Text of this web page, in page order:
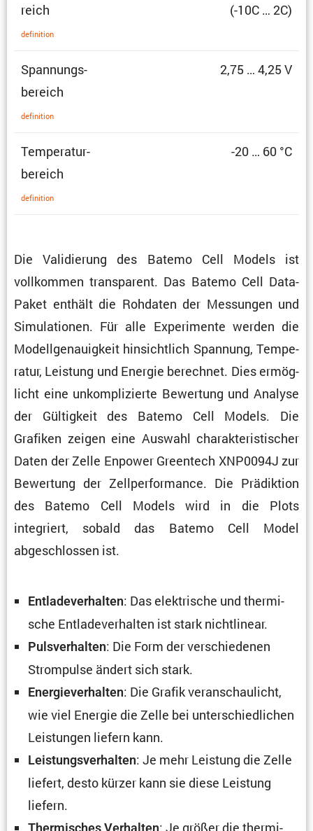
reich
defini­tion
(-10C … 2C)
Spannungs­
be­reich
defini­tion
2,75 … 4,25 V
Tempe­ra­tur­
be­reich
defini­tion
-20 … 60 °C
Die Validie­rung des Batemo Cell Models ist
vollkommen trans­pa­rent. Das Batemo Cell Data-
Paket enthält die Rohdaten der Messungen und
Simula­tionen. Für alle Experi­mente werden die
Modell­ge­nau­ig­keit hinsicht­lich Spannung, Tempe­
ratur, Leistung und Energie berechnet. Dies ermög­
licht eine unkom­pli­zierte Bewer­tung und Analyse
der Gültig­keit des Batemo Cell Models. Die
Grafiken zeigen eine Auswahl charak­te­ris­ti­scher
Daten der Zelle Enpower Green­tech XNP0094J zur
Bewer­tung der Zellper­for­mance. Die Prädik­tion
des Batemo Cell Models wird in die Plots
integriert, sobald das Batemo Cell Model
abgeschlossen ist.
Entla­de­ver­halten: Das elektri­sche und thermi­
sche Entla­de­ver­halten ist stark nichtlinear.
Pulsver­halten: Die Form der verschie­denen
Strom­pulse ändert sich stark.
Energie­ver­halten: Die Grafik veran­schau­licht,
wie viel Energie die Zelle bei unter­schied­li­chen
Leistungen liefern kann.
Leistungs­ver­halten: Je mehr Leistung die Zelle
liefert, desto kürzer kann sie diese Leistung
liefern.
Thermi­sches Verhalten: Je größer die thermi­